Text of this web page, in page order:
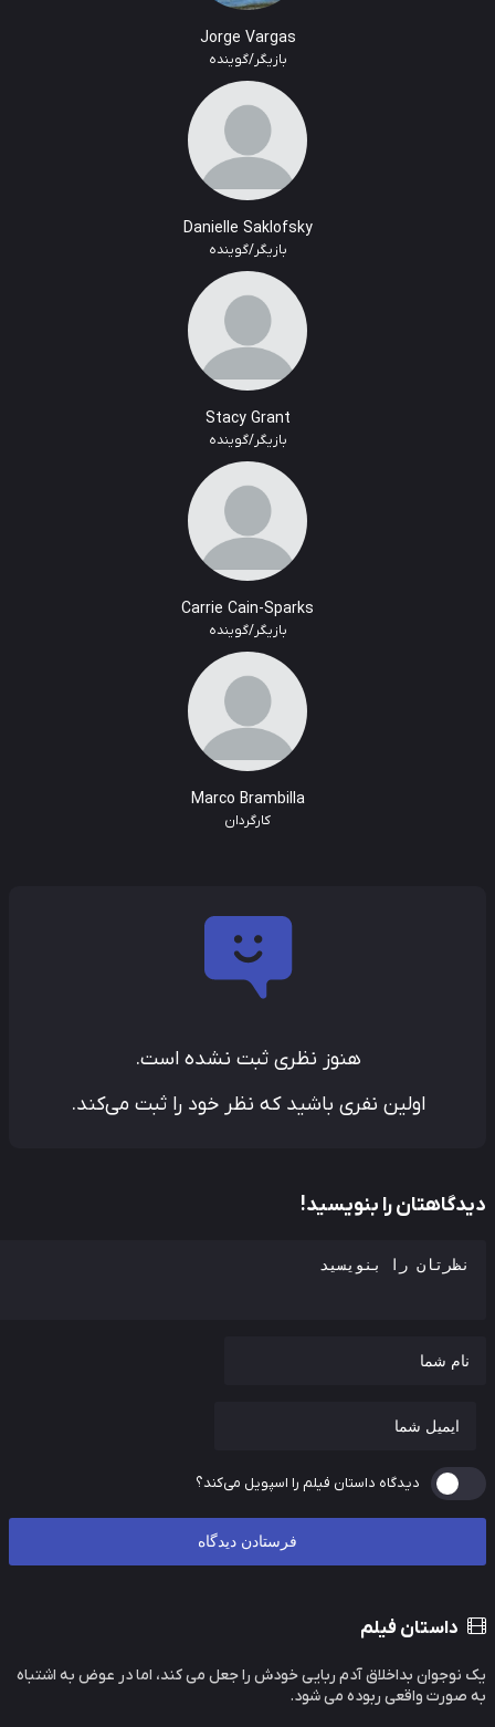
Jorge Vargas
بازیگر/گوینده
Danielle Saklofsky
بازیگر/گوینده
Stacy Grant
بازیگر/گوینده
Carrie Cain-Sparks
بازیگر/گوینده
Marco Brambilla
کارگردان
هنوز نظری ثبت نشده است.
اولین نفری باشید که نظر خود را ثبت می‌کند.
را بنویسید!
دیدگاه داستان فیلم را اسپویل می‌کند؟
داستان فیلم
نوجوان بداخلاق آدم ربایی خودش را جعل می کند، اما در عوض به اشتباه
صورت واقعی ربوده می شود.